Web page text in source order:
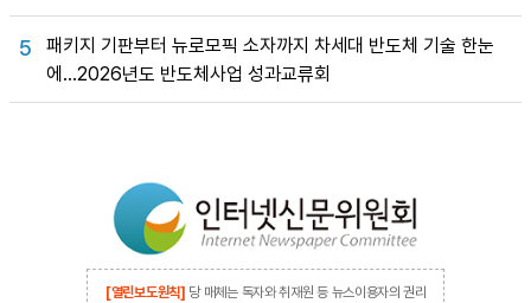
5
패키지 기판부터 뉴로모픽 소자까지 차세대 반도체 기술 한눈
에…2026년도 반도체사업 성과교류회
[열린보도원칙] 당 매체는 독자와 취재원 등 뉴스이용자의 권리